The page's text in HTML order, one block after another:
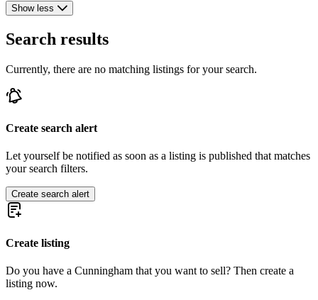
Show less
Search results
Currently, there are no matching listings for your search.
Create search alert
Let yourself be notified as soon as a listing is published that matches
your search filters.
Create search alert
Create listing
Do you have a Cunningham that you want to sell? Then create a
listing now.